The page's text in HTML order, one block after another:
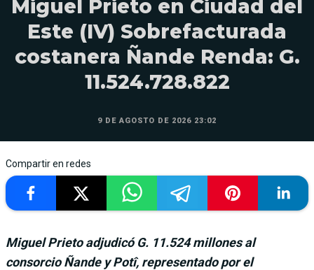
Miguel Prieto en Ciudad del
Este (IV) Sobrefacturada
costanera Ñande Renda: G.
11.524.728.822
9 DE AGOSTO DE 2026 23:02
Compartir en redes
Miguel Prieto adjudicó G. 11.524 millones al
consorcio Ñande y Potî, representado por el